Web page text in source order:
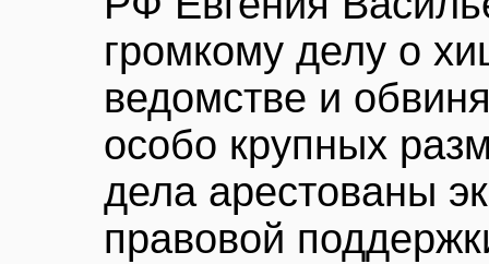
громкому делу о
ведомстве и
особо крупных
дела арестованы
правовой